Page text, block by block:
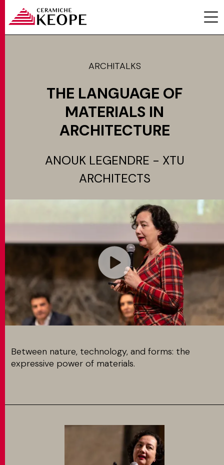
PROYECTOS
BUSCAR
ARCHITALKS
THE LANGUAGE OF
MATERIALS IN
ARCHITECTURE
ANOUK LEGENDRE - XTU
ARCHITECTS
Between nature, technology, and forms: the
expressive power of materials.